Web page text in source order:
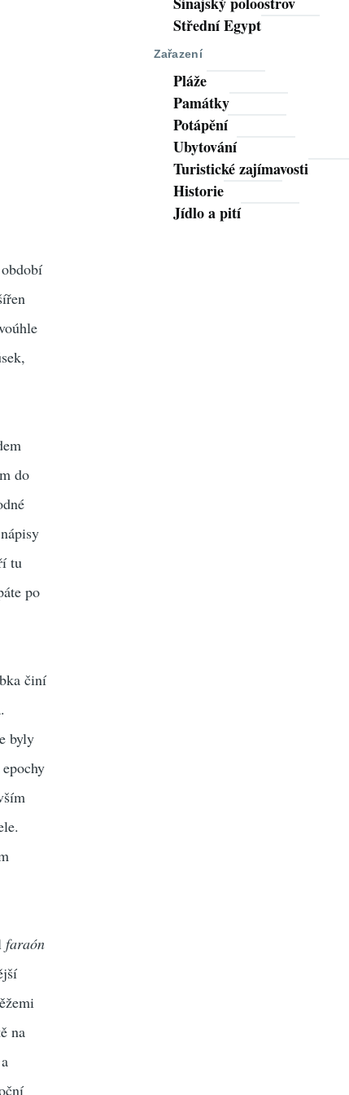
do
tu
po
činí
byly
faraón
na
Střední Egypt
Zařazení
Pláže
Památky
Potápění
Ubytování
Turistické zajímavosti
Historie
Jídlo a pití